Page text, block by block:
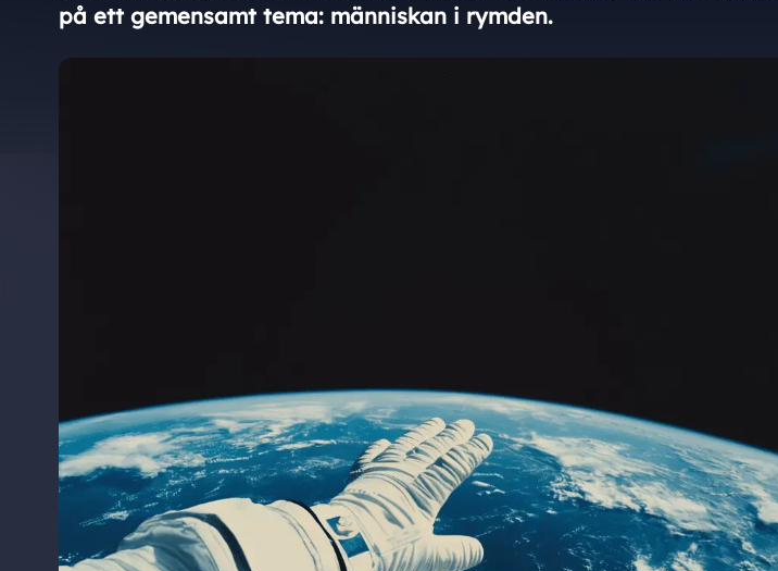
på ett gemensamt tema: människan i rymden.